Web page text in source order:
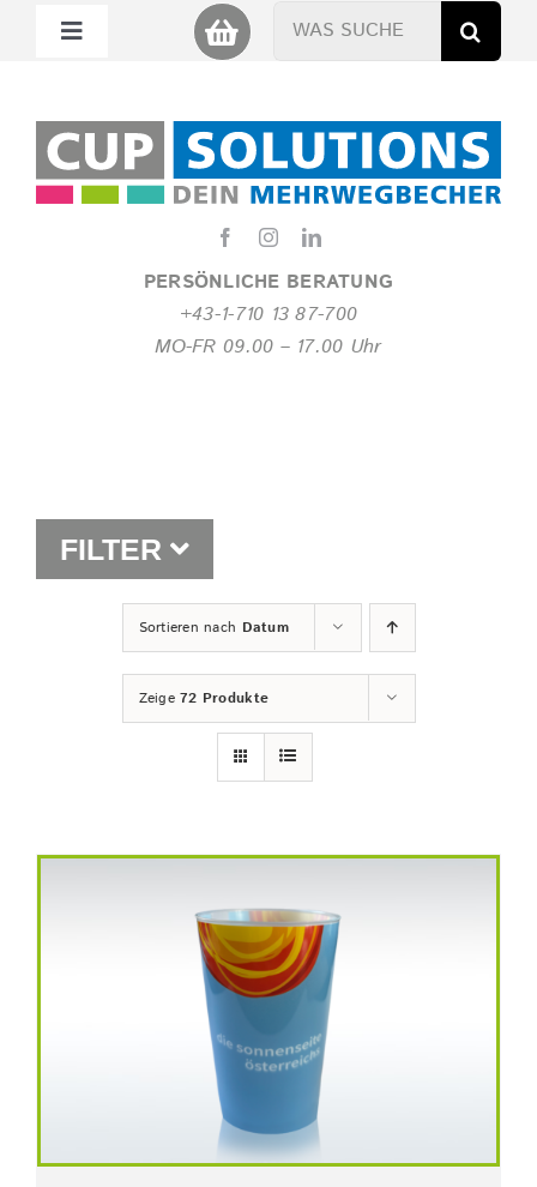
PERSÖNLICHE BERATUNG
+43-1-710 13 87-700
MO-FR 09.00 – 17.00 Uhr
Toggle
Miet Cup
Nachhaltigkeit
Shop
Suche
nach:
FILTER
Sortieren nach Datum
Zeige72 Produkte